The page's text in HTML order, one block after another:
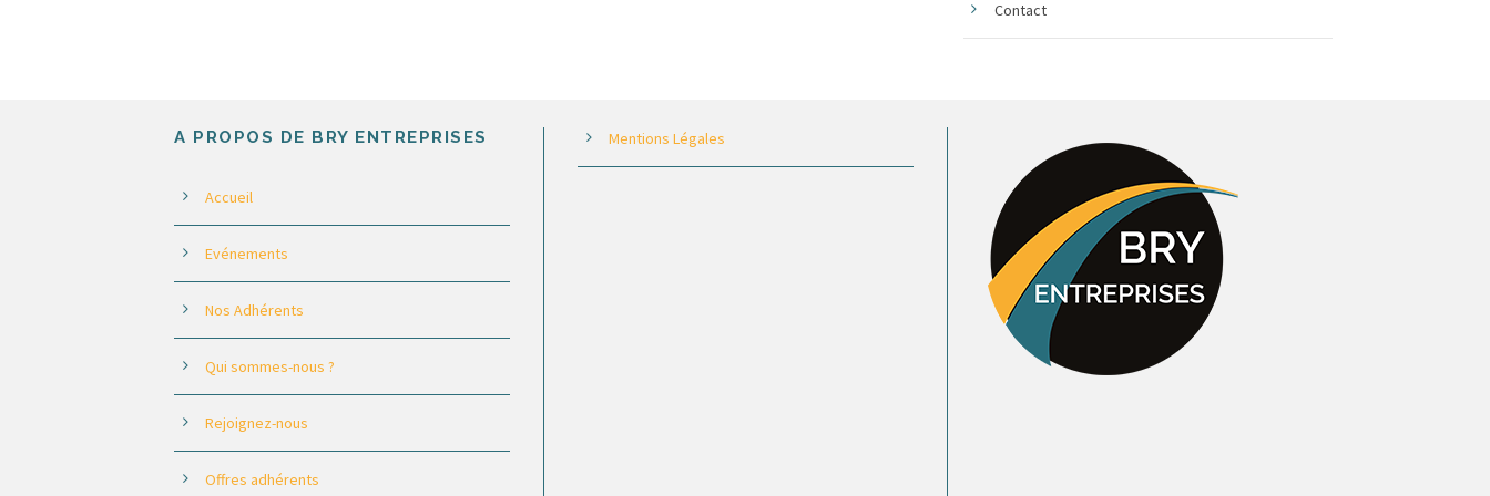
Contact
A PROPOS DE BRY ENTREPRISES
Accueil
Evénements
Nos Adhérents
Qui sommes-nous ?
Rejoignez-nous
Offres adhérents
Mentions Légales